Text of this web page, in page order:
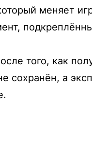
меняет
того, как
сохранён, а